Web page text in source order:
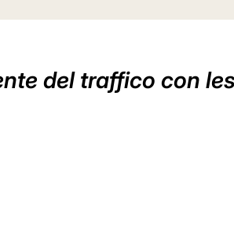
del traffico con